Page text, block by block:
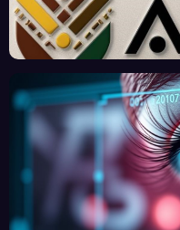
« Tra
vaille
urs
Clic »
en
Afriq
ue
Nouv
eau
Front
contr
e le
Palud
isme
en
Afriq
ue